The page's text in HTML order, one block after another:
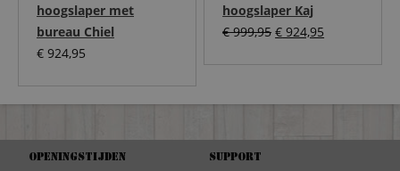
hoogslaper Kaj
€999,95 Oorspronkelijke
€ 924,95
hoogslaper met
bureau Chiel
€ 924,95
Openingstijden Support